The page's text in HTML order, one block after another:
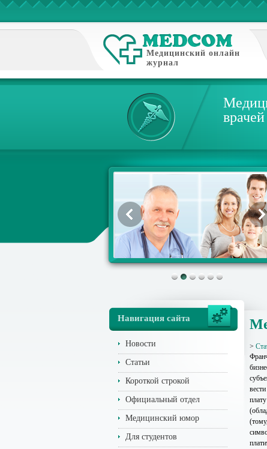
Медицинский онлайн
журнал
Навигация сайта
Новости
Статьи
Короткой строкой
Официальный отдел
Медицинский юмор
Для студентов
>